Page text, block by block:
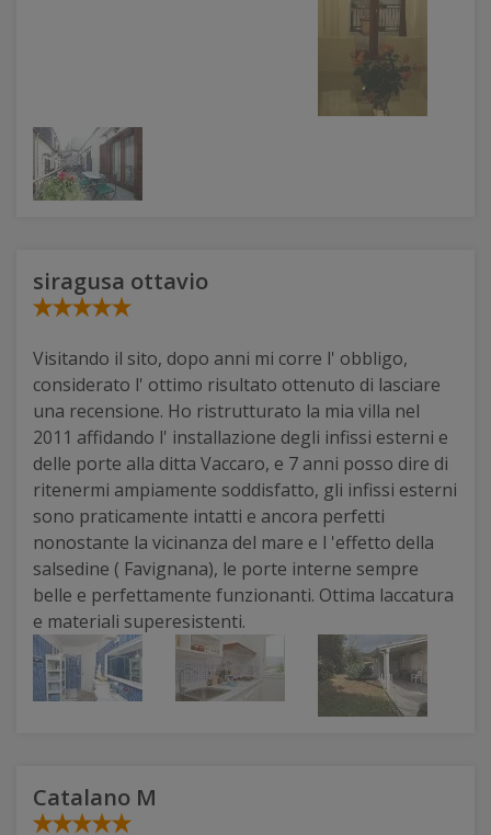
siragusa ottavio
Visitando il sito, dopo anni mi corre l' obbligo,
considerato l' ottimo risultato ottenuto di lasciare
una recensione. Ho ristrutturato la mia villa nel
2011 affidando l' installazione degli infissi esterni e
delle porte alla ditta Vaccaro, e 7 anni posso dire di
ritenermi ampiamente soddisfatto, gli infissi esterni
sono praticamente intatti e ancora perfetti
nonostante la vicinanza del mare e l 'effetto della
salsedine ( Favignana), le porte interne sempre
belle e perfettamente funzionanti. Ottima laccatura
e materiali superesistenti.
Catalano M